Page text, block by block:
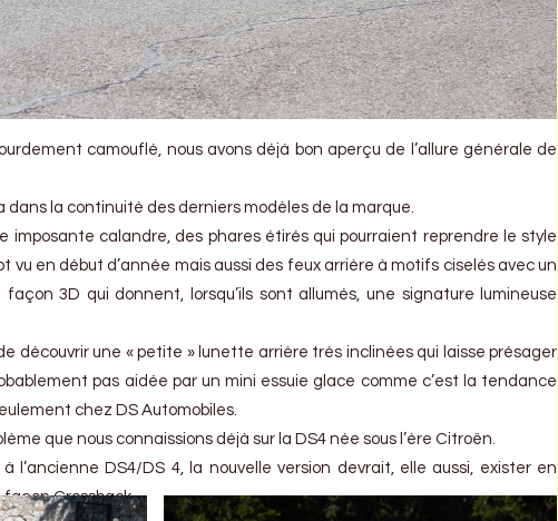
camouflé, nous avons déjà bon aperçu de l’allure générale de
dans la continuité des derniers modèles de la marque.
imposante calandre, des phares étirés qui pourraient reprendre le style
vu en début d’année mais aussi des feux arrière à motifs ciselés avec un
3D qui donnent, lorsqu’ils sont allumés, une signature lumineuse
découvrir une « petite » lunette arrière très inclinées qui laisse présager
pas aidée par un mini essuie glace comme c’est la tendance
chez DS Automobiles.
que nous connaissions déjà sur la DS4 née sous l’ère Citroën.
l’ancienne DS4/DS 4, la nouvelle version devrait, elle aussi, exister en
Crossback.